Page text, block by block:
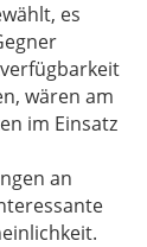
es
wären am
im Einsatz
an